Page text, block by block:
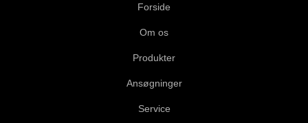
Forside
Om os
Produkter
Ansøgninger
Service